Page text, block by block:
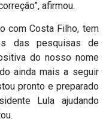
afirmou.
com Costa Filho, tem
das pesquisas de
do nosso nome
ainda mais a seguir
pronto e preparado
Lula ajudando